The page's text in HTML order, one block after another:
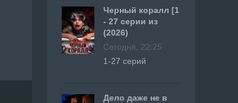
Черный коралл [1
- 27 серии из
(2026)
Сегодня, 22:25
1-27 серий
Дело даже не в